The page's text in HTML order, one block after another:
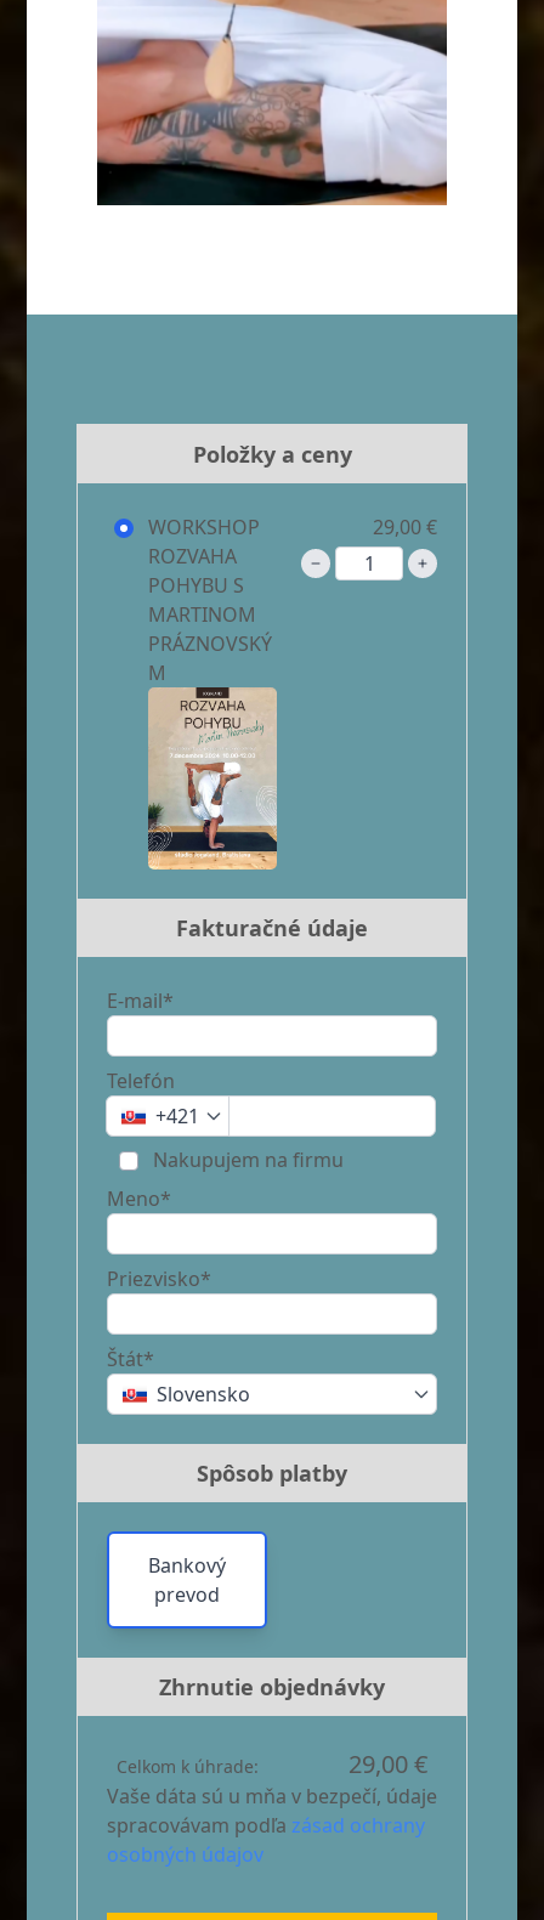
Položky a ceny
WORKSHOP
ROZVAHA
POHYBU S
MARTINOM
PRÁZNOVSKÝ
M
29,00 €
Fakturačné údaje
E-mail*
Telefón
+421
Nakupujem na firmu
Meno*
Priezvisko*
Štát*
Slovensko
Spôsob platby
Bankový
prevod
Zhrnutie objednávky
Celkom k úhrade: 29,00 €
Vaše dáta sú u mňa v bezpečí, údaje
spracovávam podľa zásad ochrany
osobných údajov